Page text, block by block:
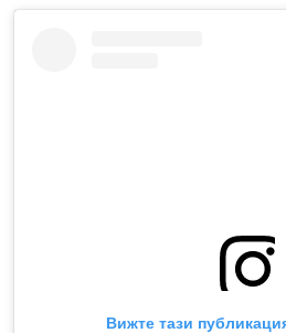
Вижте тази